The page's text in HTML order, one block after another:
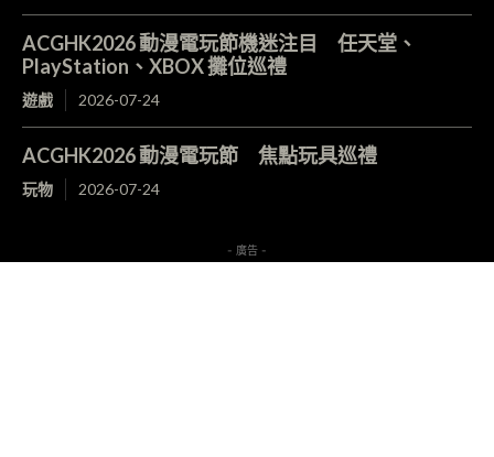
ACGHK2026 動漫電玩節機迷注目 任天堂、
PlayStation、XBOX 攤位巡禮
遊戲 2026-07-24
ACGHK2026 動漫電玩節 焦點玩具巡禮
玩物 2026-07-24
- 廣告 -